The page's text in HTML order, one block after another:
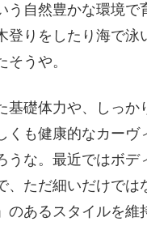
う自然豊かな環境で
登りをしたり海で泳
そうや。
基礎体力や、しっか
くも健康的なカーヴ
うな。最近ではボデ
、ただ細いだけでは
のあるスタイルを維